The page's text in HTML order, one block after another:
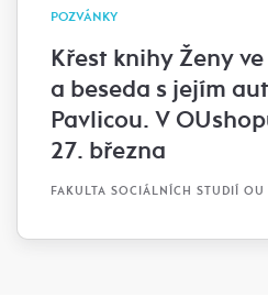
POZVÁNKY
Křest knihy Ženy
a beseda s jejím
Pavlicou. V
27. března
FAKULTA SOCIÁLNÍCH STUDIÍ OU